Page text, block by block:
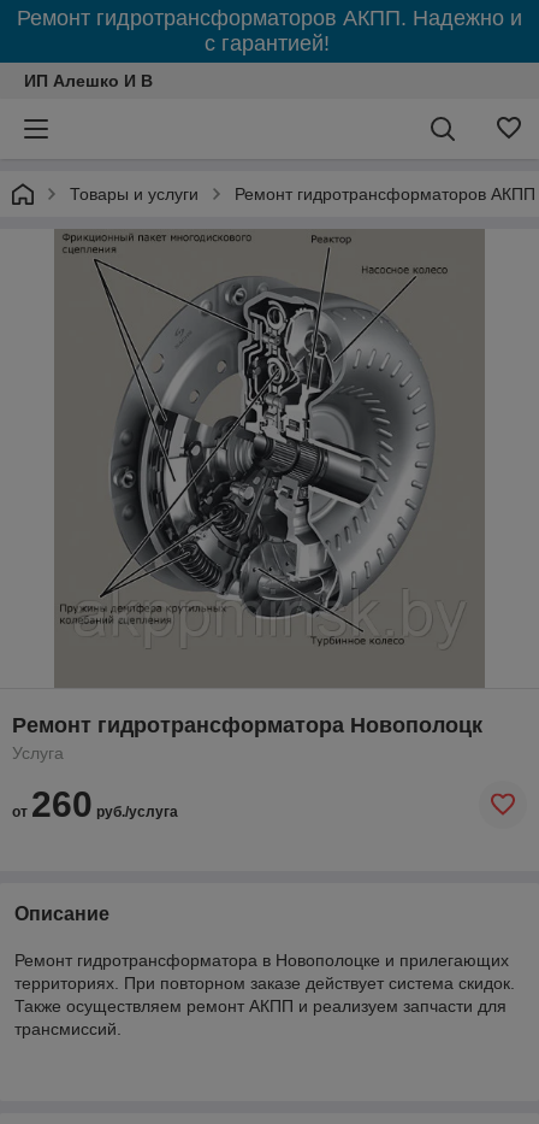
Ремонт гидротрансформаторов АКПП. Надежно и
с гарантией!
ИП Алешко И В
Товары и услуги Ремонт гидротрансформаторов АКПП
Ремонт гидротрансформатора Новополоцк
Услуга
от 260 руб./услуга
Описание
Ремонт гидротрансформатора в Новополоцке и прилегающих
территориях. При повторном заказе действует система скидок.
Также осуществляем ремонт АКПП и реализуем запчасти для
трансмиссий.